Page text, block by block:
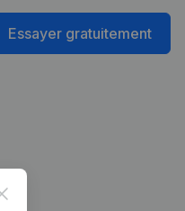
Essayer gratuitement
Close